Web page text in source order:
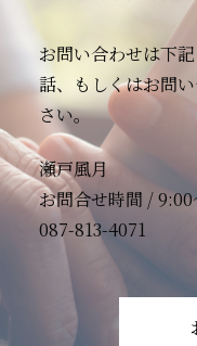
お問い合わせは下
話、もしくはお問
さい。
瀬戸風月
お問合せ時間 /
087-813-4071